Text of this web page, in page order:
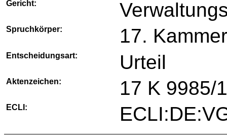
Gericht:
Spruchkörper: 17.
Entscheidungsart: Urteil
Aktenzeichen: 17 K 9985/
ECLI: